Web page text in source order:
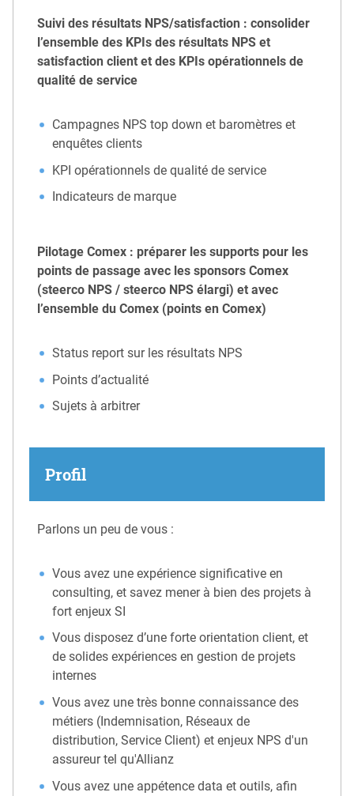
Suivi des résultats NPS/satisfaction : consolider
l’ensemble des KPIs des résultats NPS et
satisfaction client et des KPIs opérationnels de
qualité de service
Campagnes NPS top down et baromètres et
enquêtes clients
KPI opérationnels de qualité de service
Indicateurs de marque
Pilotage Comex : préparer les supports pour les
points de passage avec les sponsors Comex
(steerco NPS / steerco NPS élargi) et avec
l’ensemble du Comex (points en Comex)
Status report sur les résultats NPS
Points d’actualité
Sujets à arbitrer
Profil
Parlons un peu de vous :
Vous avez une expérience significative en
consulting, et savez mener à bien des projets à
fort enjeux SI
Vous disposez d’une forte orientation client, et
de solides expériences en gestion de projets
internes
Vous avez une très bonne connaissance des
métiers (Indemnisation, Réseaux de
distribution, Service Client) et enjeux NPS d'un
assureur tel qu'Allianz
Vous avez une appétence data et outils, afin